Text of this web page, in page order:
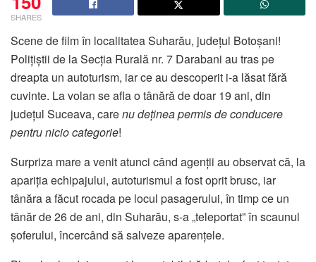
SHARES
Scene de film în localitatea Suharău, județul Botoșani!
Polițiștii de la Secția Rurală nr. 7 Darabani au tras pe
dreapta un autoturism, iar ce au descoperit i-a lăsat fără
cuvinte. La volan se afla o tânără de doar 19 ani, din
județul Suceava, carenu deținea permis de conducere
pentru nicio categorie!
Surpriza mare a venit atunci când agenții au observat că, la
apariția echipajului, autoturismul a fost oprit brusc, iar
tânăra a făcut rocada pe locul pasagerului, în timp ce un
tânăr de 26 de ani, din Suharău, s-a „teleportat” în scaunul
șoferului, încercând să salveze aparențele.